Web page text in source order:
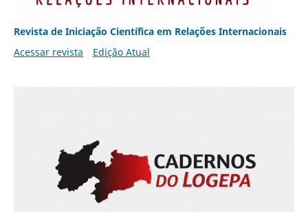
Revista de Iniciação Científica em Relações Internacionais
Acessar revista
Edição Atual